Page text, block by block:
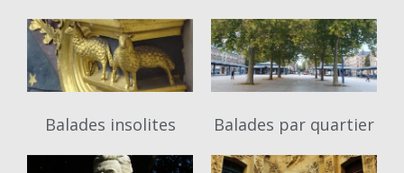
Balades insolites Balades par quartier